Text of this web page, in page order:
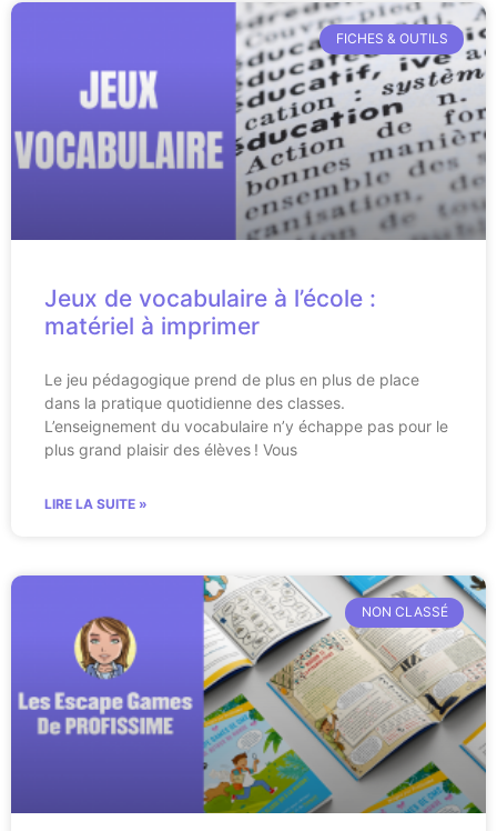
FICHES & OUTILS
Jeux de vocabulaire à l’école :
matériel à imprimer
Le jeu pédagogique prend de plus en plus de place
dans la pratique quotidienne des classes.
L’enseignement du vocabulaire n’y échappe pas pour le
plus grand plaisir des élèves ! Vous
LIRE LA SUITE »
NON CLASSÉ